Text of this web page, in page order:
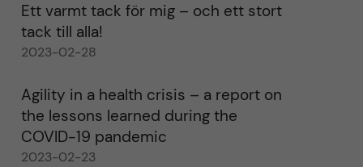
Ett varmt tack för mig – och ett stort
tack till alla!
2023-02-28
Agility in a health crisis – a report on
the lessons learned during the
COVID-19 pandemic
2023-02-23